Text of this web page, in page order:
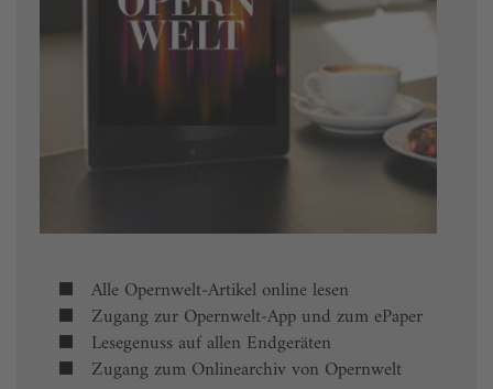
Alle Opernwelt-Artikel online lesen
Zugang zur Opernwelt-App und zum ePaper
Lesegenuss auf allen Endgeräten
Zugang zum Onlinearchiv von Opernwelt